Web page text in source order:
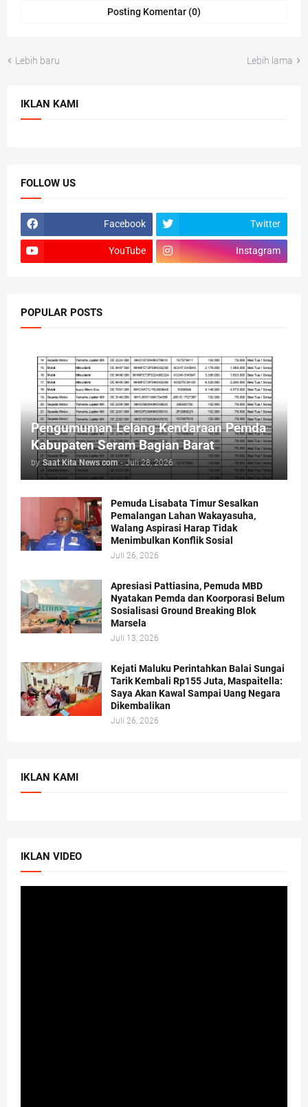
Posting Komentar (0)
Lebih baru Lebih lama
IKLAN KAMI
FOLLOW US
Facebook Twitter
YouTube Instagram
POPULAR POSTS
Pengumuman Lelang Kendaraan Pemda
Kabupaten Seram Bagian Barat
by Saat Kita News com - Juli 28, 2026
Pemuda Lisabata Timur Sesalkan
Pemalangan Lahan Wakayasuha,
Walang Aspirasi Harap Tidak
Menimbulkan Konflik Sosial
Juli 26, 2026
Apresiasi Pattiasina, Pemuda MBD
Nyatakan Pemda dan Koorporasi Belum
Sosialisasi Ground Breaking Blok
Marsela
Juli 13, 2026
Kejati Maluku Perintahkan Balai Sungai
Tarik Kembali Rp155 Juta, Maspaitella:
Saya Akan Kawal Sampai Uang Negara
Dikembalikan
Juli 26, 2026
IKLAN KAMI
IKLAN VIDEO